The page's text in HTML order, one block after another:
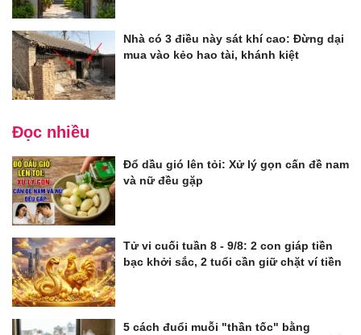
Nhà có 3 điều này sát khí cao: Đừng dại
mua vào kẻo hao tài, khánh kiệt
Đọc nhiều
Đổ dầu gió lên tỏi: Xử lý gọn cấn đề nam
và nữ đều gặp
Tử vi cuối tuần 8 - 9/8: 2 con giáp tiền
bạc khởi sắc, 2 tuổi cần giữ chặt ví tiền
5 cách đuổi muỗi "thần tốc" bằng